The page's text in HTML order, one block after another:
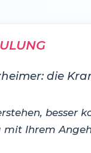
die
besser
Ihrem